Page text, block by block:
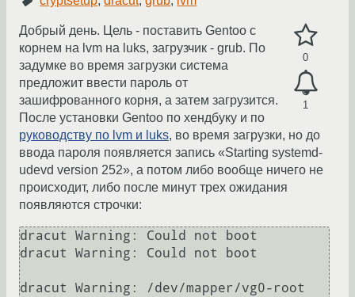
0
1
Добрый день. Цель - поставить Gentoo с
корнем на lvm на luks, загрузчик - grub. По
задумке во время загрузки система
предложит ввести пароль от
зашифрованного корня, а затем загрузится.
После установки Gentoo по хендбуку и по
руководству по lvm и luks, во время загрузки, но до
ввода пароля появляется запись «Starting systemd-
udevd version 252», а потом либо вообще ничего не
происходит, либо после минут трех ожидания
появляются строчки:
dracut Warning: Could not boot
dracut Warning: Could not boot
dracut Warning: /dev/mapper/vg0-root